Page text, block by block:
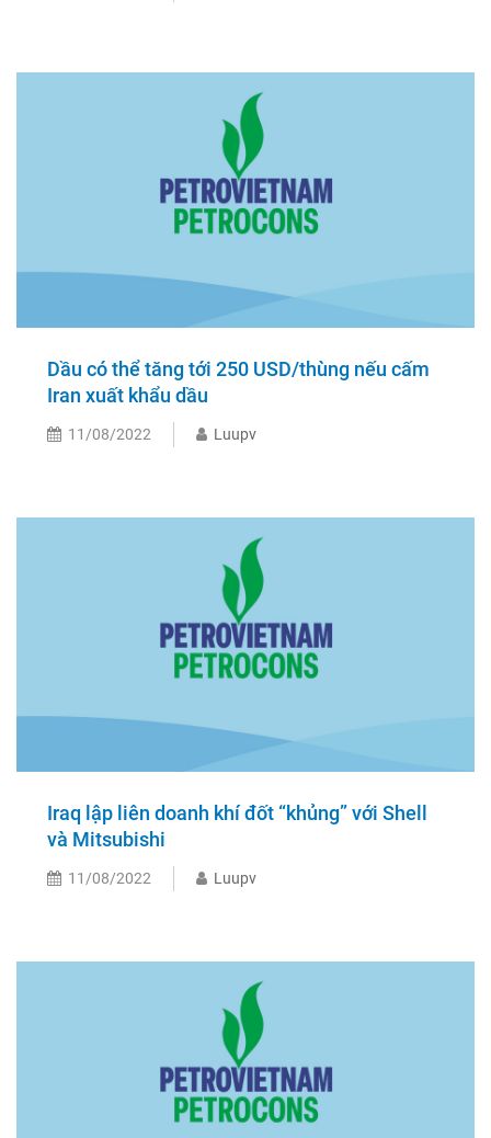
Dầu có thể tăng tới 250 USD/thùng nếu cấm
Iran xuất khẩu dầu
11/08/2022 Luupv
Iraq lập liên doanh khí đốt “khủng” với Shell
và Mitsubishi
11/08/2022 Luupv